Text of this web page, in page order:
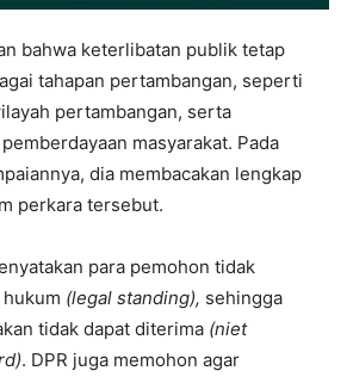
bahwa keterlibatan publik tetap
tahapan pertambangan, seperti
pertambangan, serta
masyarakat. Pada
dia membacakan lengkap
perkara tersebut.
para pemohon tidak
(legal standing), sehingga
tidak dapat diterima (niet
. DPR juga memohon agar